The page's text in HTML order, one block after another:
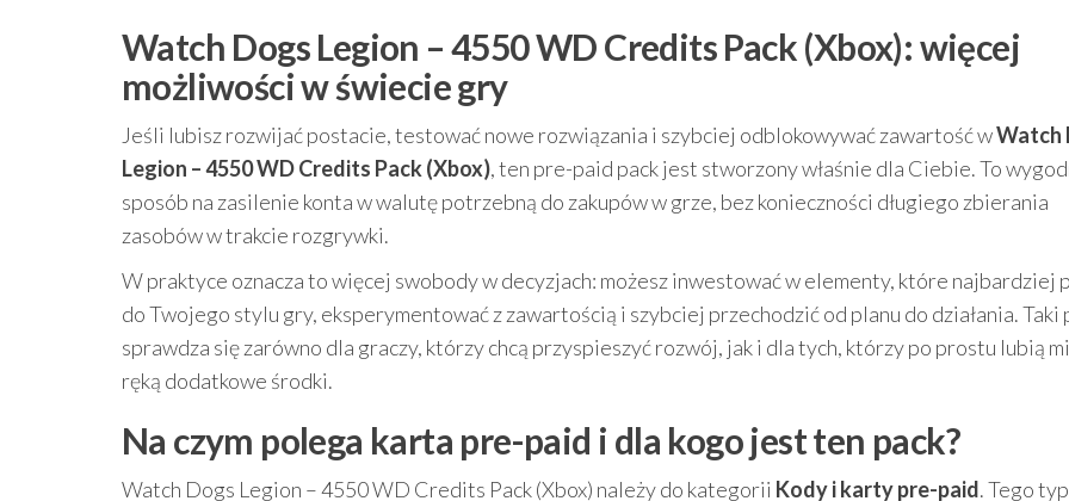
Watch Dogs Legion – 4550 WD Credits Pack (Xbox): więcej
możliwości w świecie gry
Jeśli lubisz rozwijać postacie, testować nowe rozwiązania i szybciej odblokowywać zawartość wWatch
Legion – 4550 WD Credits Pack (Xbox), ten pre-paid pack jest stworzony właśnie dla Ciebie. To
sposób na zasilenie konta w walutę potrzebną do zakupów w grze, bez konieczności długiego zbierania
zasobów w trakcie rozgrywki.
W praktyce oznacza to więcej swobody w decyzjach: możesz inwestować w elementy, które najbardziej
do Twojego stylu gry, eksperymentować z zawartością i szybciej przechodzić od planu do działania. Taki
sprawdza się zarówno dla graczy, którzy chcą przyspieszyć rozwój, jak i dla tych, którzy po prostu lubią
ręką dodatkowe środki.
Na czym polega karta pre-paid i dla kogo jest ten pack?
Watch Dogs Legion – 4550 WD Credits Pack (Xbox) należy do kategorii Kody i karty pre-paid. Tego